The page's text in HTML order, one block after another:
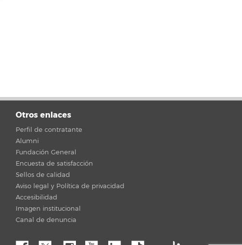
Otros enlaces
Perfil de contratante
Alumni
Fundación General
Encuesta de satisfacción
Sellos de calidad
Aviso legal y Política de privacidad
Accesibilidad
Imagen institucional
Canal de denuncia